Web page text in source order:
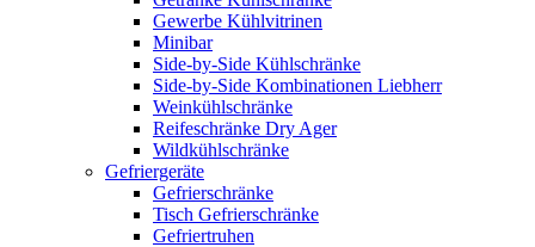
Gewerbe Kühlvitrinen
Minibar
Side-by-Side Kühlschränke
Side-by-Side Kombinationen Liebherr
Weinkühlschränke
Reifeschränke Dry Ager
Wildkühlschränke
Gefriergeräte
Gefrierschränke
Tisch Gefrierschränke
Gefriertruhen